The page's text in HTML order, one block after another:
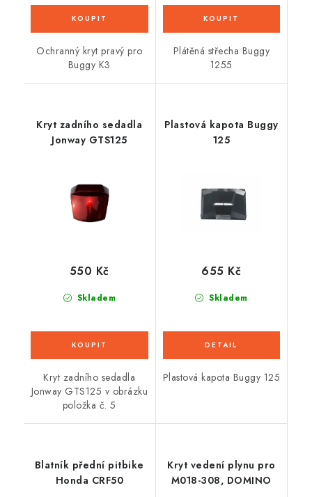
Ochranný kryt pravý pro
Buggy K3
Plátěná střecha Buggy
1255
Kryt zadního sedadla
Jonway GTS125
Skladem
550 Kč
Kryt zadního sedadla
Jonway GTS125 v obrázku
položka č. 5
Plastová kapota Buggy
125
Skladem
655 Kč
Plastová kapota Buggy 125
Blatník přední pitbike
Honda CRF50
Kryt vedení plynu pro
M018-308, DOMINO